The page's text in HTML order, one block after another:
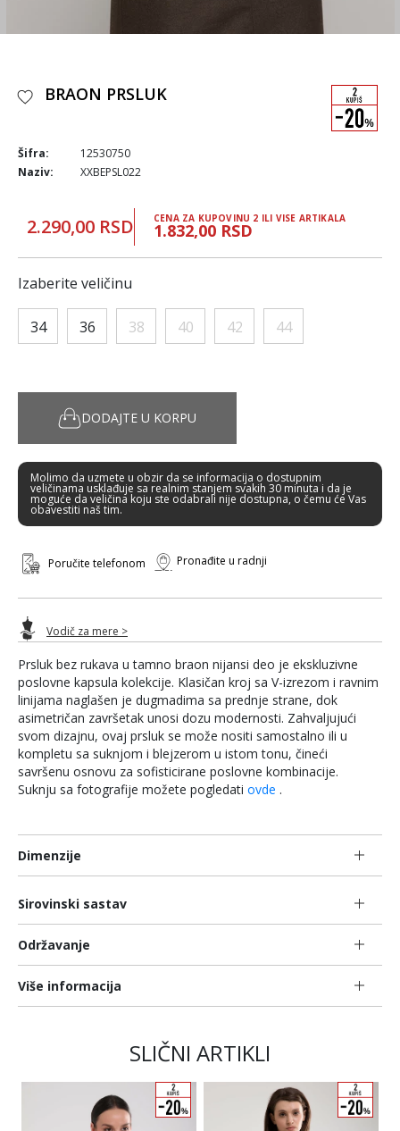
Prsluk bez rukava u tamno braon nijansi deo je ekskluzivne
poslovne kapsula kolekcije. Klasičan kroj sa V-izrezom i ravnim
linijama naglašen je dugmadima sa prednje strane, dok
asimetričan završetak unosi dozu modernosti. Zahvaljujući
svom dizajnu, ovaj prsluk se može nositi samostalno ili u
kompletu sa suknjom i blejzerom u istom tonu, čineći
savršenu osnovu za sofisticirane poslovne kombinacije.
Suknju sa fotografije možete pogledati ovde .
Dimenzije
Sirovinski sastav
Održavanje
Više informacija
BRAON PRSLUK
Šifra:
12530750
Naziv:
XXBEPSL022
2.290,00 RSD CENA ZA KUPOVINU 2 ILI VISE ARTIKALA
1.832,00 RSD
Izaberite veličinu
34 36 38 40 42 44
DODAJTE U KORPU
Molimo da uzmete u obzir da se informacija o dostupnim
veličinama usklađuje sa realnim stanjem svakih 30 minuta i da je
moguće da veličina koju ste odabrali nije dostupna, o čemu će Vas
obavestiti naš tim.
Poručite telefonom Pronađite u radnji
Vodič za mere >
SLIČNI ARTIKLI